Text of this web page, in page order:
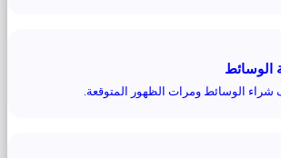
الوسائط
شراء الوسائط ومرات الظهور المتوقعة.